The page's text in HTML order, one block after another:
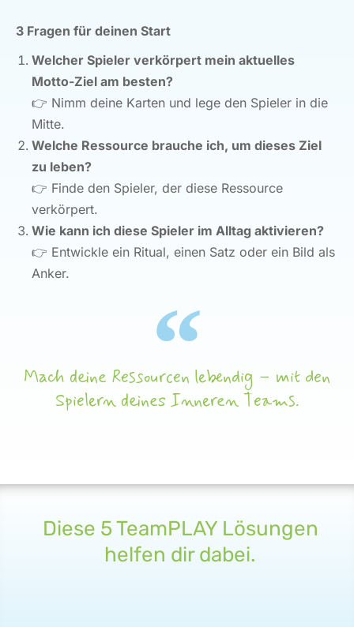
3 Fragen für deinen Start
Welcher Spieler verkörpert mein aktuelles
Motto-Ziel am besten?
👉 Nimm deine Karten und lege den Spieler in die
Mitte.
Welche Ressource brauche ich, um dieses Ziel
zu leben?
👉 Finde den Spieler, der diese Ressource
verkörpert.
Wie kann ich diese Spieler im Alltag aktivieren?
👉 Entwickle ein Ritual, einen Satz oder ein Bild als
Anker.
Mach deine Ressourcen lebendig – mit den
Spielern deines Inneren Teams.
Diese 5 TeamPLAY Lösungen
helfen dir dabei.